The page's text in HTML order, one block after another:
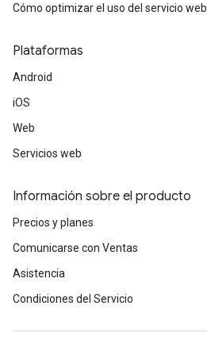
Cómo optimizar el uso del servicio web
Plataformas
Android
iOS
Web
Servicios web
Información sobre el producto
Precios y planes
Comunicarse con Ventas
Asistencia
Condiciones del Servicio